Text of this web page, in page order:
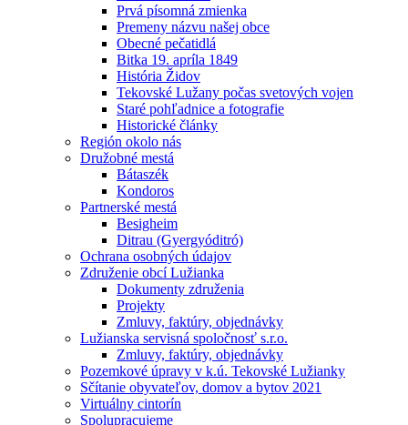
Prvá písomná zmienka
Premeny názvu našej obce
Obecné pečatidlá
Bitka 19. apríla 1849
História Židov
Tekovské Lužany počas svetových vojen
Staré pohľadnice a fotografie
Historické články
Región okolo nás
Družobné mestá
Bátaszék
Kondoros
Partnerské mestá
Besigheim
Ditrau (Gyergyóditró)
Ochrana osobných údajov
Združenie obcí Lužianka
Dokumenty združenia
Projekty
Zmluvy, faktúry, objednávky
Lužianska servisná spoločnosť s.r.o.
Zmluvy, faktúry, objednávky
Pozemkové úpravy v k.ú. Tekovské Lužianky
Sčítanie obyvateľov, domov a bytov 2021
Virtuálny cintorín
Spolupracujeme